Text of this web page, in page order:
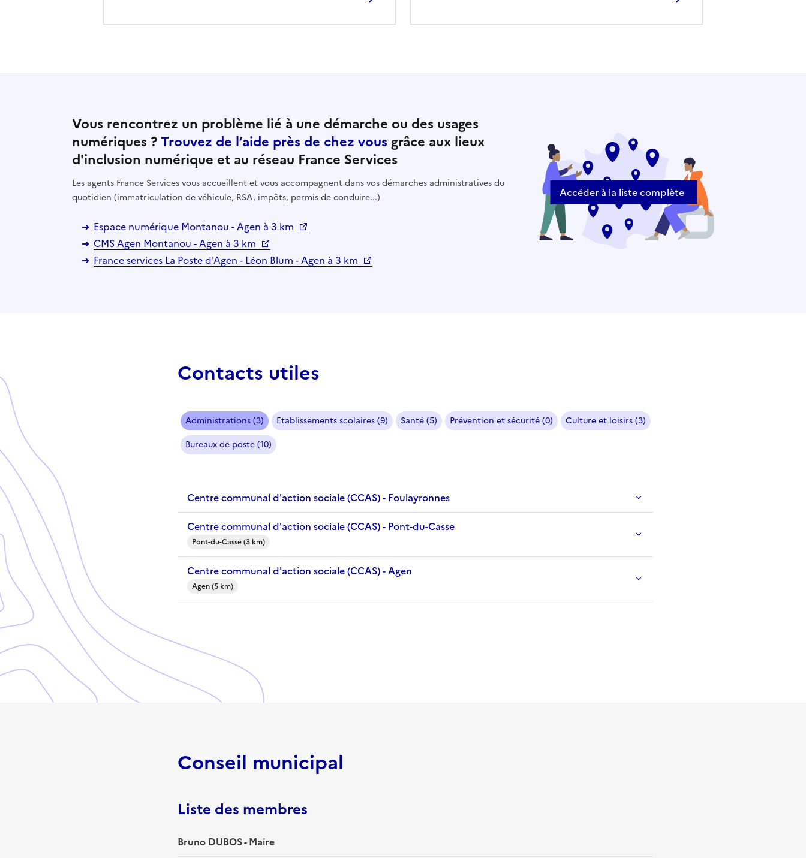
Vous rencontrez un problème lié à une démarche ou des usages
numériques ?Trouvez de l’aide près de chez vous grâce aux lieux
d'inclusion numérique et au réseau France Services
Les agents France Services vous accueillent et vous accompagnent dans vos démarches administratives du
quotidien (immatriculation de véhicule, RSA, impôts, permis de conduire...)
Espace numérique Montanou - Agen à 3 km
CMS Agen Montanou - Agen à 3 km
France services La Poste d'Agen - Léon Blum - Agen à 3 km
Accéder à la liste complète
Contacts utiles
Administrations (3) Etablissements scolaires (9) Santé (5) Prévention et sécurité (0)
Culture et loisirs (3)
Bureaux de poste (10)
Centre communal d'action sociale (CCAS) - Foulayronnes
Centre communal d'action sociale (CCAS) - Pont-du-Casse
Pont-du-Casse (3 km)
Centre communal d'action sociale (CCAS) - Agen
Agen (5 km)
Conseil municipal
Liste des membres
Bruno DUBOS - Maire